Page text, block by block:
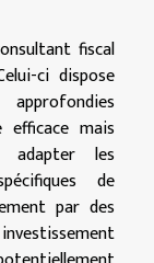
fiscal
ci dispose
efficace mais
adapter les
de
par des